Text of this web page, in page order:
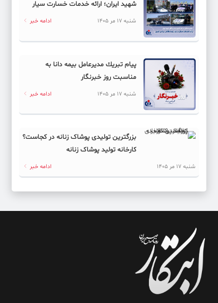
شهید ایران؛ ارائه خدمات خسارت سیار
بیمه دانا در سراسر كشور
شنبه 17 مر 1405 ادامه خبر
پیام ‌تبریك‌ مدیرعامل بیمه دانا به
مناسبت روز خبرنگار
شنبه 17 مر 1405 ادامه خبر
بزرگترین تولیدی پوشاک زنانه در کجاست؟
کارخانه تولید پوشاک زنانه
شنبه 17 مر 1405 ادامه خبر